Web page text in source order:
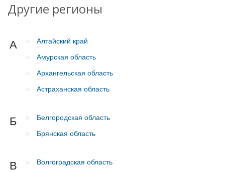
Другие регионы
А
Алтайский край
Амурская область
Архангельская область
Астраханская область
Б
Белгородская область
Брянская область
В
Волгоградская область